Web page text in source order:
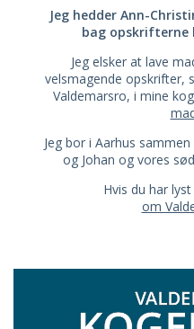
Jeg hedder Ann-
bag opskrifterne
Jeg elsker at lave
velsmagende opskrifter,
Valdemarsro, i mine
Jeg bor i Aarhus
og Johan og vores
Hvis du har
om